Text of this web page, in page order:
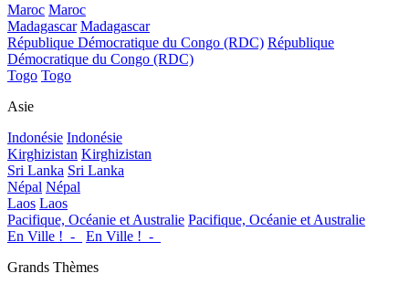
Maroc Maroc
Madagascar Madagascar
République Démocratique du Congo (RDC) République
Démocratique du Congo (RDC)
Togo Togo
Asie
Indonésie Indonésie
Kirghizistan Kirghizistan
Sri Lanka Sri Lanka
Népal Népal
Laos Laos
Pacifique, Océanie et Australie Pacifique, Océanie et Australie
En Ville !_-_
En Ville !_-_
Grands Thèmes